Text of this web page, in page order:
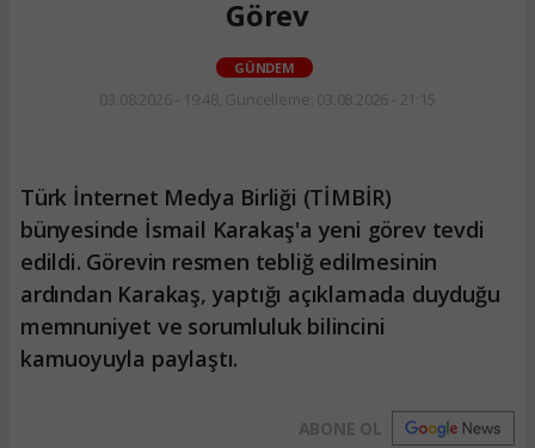
Görev
GÜNDEM
03.08.2026 - 19:48, Güncelleme: 03.08.2026 - 21:15
Türk İnternet Medya Birliği (TİMBİR)
bünyesinde İsmail Karakaş'a yeni görev tevdi
edildi. Görevin resmen tebliğ edilmesinin
ardından Karakaş, yaptığı açıklamada duyduğu
memnuniyet ve sorumluluk bilincini
kamuoyuyla paylaştı.
ABONE OL